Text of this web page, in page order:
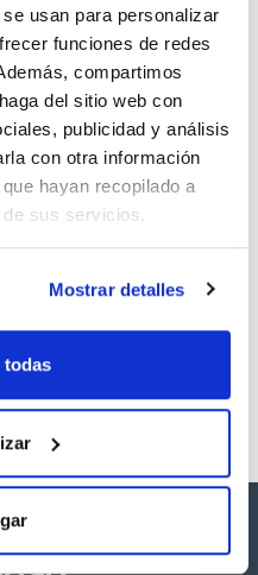
usan para personalizar
funciones de redes
compartimos
del sitio web con
publicidad y análisis
con otra información
hayan recopilado a
sus servicios.
Mostrar detalles
todas
%
COA
Regístrate para
descargas
en stock,